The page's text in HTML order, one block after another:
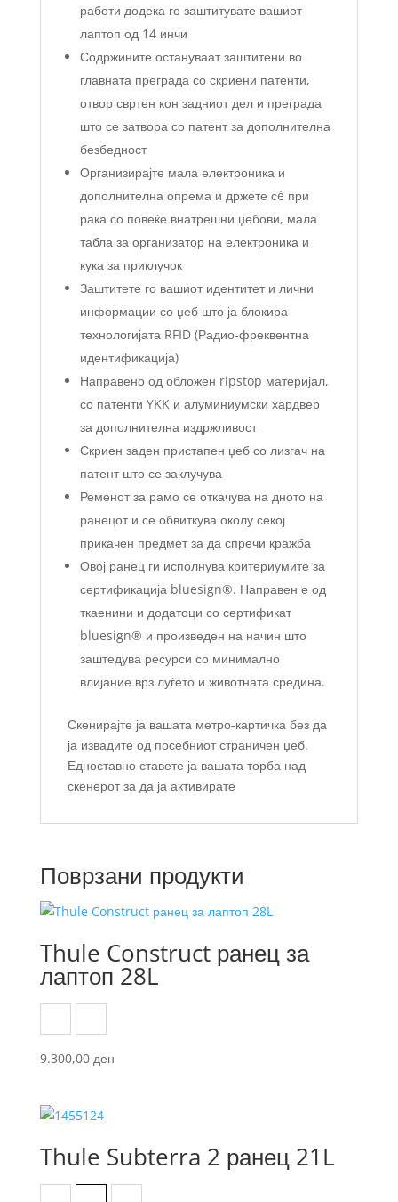
работи додека го заштитувате вашиот
лаптоп од 14 инчи
Содржините остануваат заштитени во
главната преграда со скриени патенти,
отвор свртен кон задниот дел и преграда
што се затвора со патент за дополнителна
безбедност
Организирајте мала електроника и
дополнителна опрема и држете сè при
рака со повеќе внатрешни џебови, мала
табла за организатор на електроника и
кука за приклучок
Заштитете го вашиот идентитет и лични
информации со џеб што ја блокира
технологијата RFID (Радио-фреквентна
идентификација)
Направено од обложен ripstop материјал,
со патенти YKK и алуминиумски хардвер
за дополнителна издржливост
Скриен заден пристапен џеб со лизгач на
патент што се заклучува
Ременот за рамо се откачува на дното на
ранецот и се обвиткува околу секој
прикачен предмет за да спречи кражба
Овој ранец ги исполнува критериумите за
сертификација bluesign®. Направен е од
ткаенини и додатоци со сертификат
bluesign® и произведен на начин што
заштедува ресурси со минимално
влијание врз луѓето и животната средина.
Скенирајте ја вашата метро-картичка без да
ја извадите од посебниот страничен џеб.
Едноставно ставете ја вашата торба над
скенерот за да ја активирате
Поврзани продукти
Thule Construct ранец за
лаптоп 28L
9.300,00 ден
Thule Subterra 2 ранец 21L